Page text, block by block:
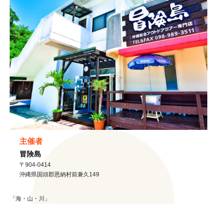
主催者
冒険島
〒904-0414
沖縄県国頭郡恩納村前兼久149
「海・山・川」